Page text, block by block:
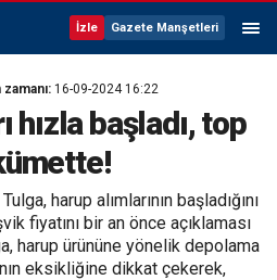
İzle Gazete Manşetleri
zamanı: 16-09-2024 16:22
hızla başladı, top
harup alımlarının başladığını
fiyatını bir an önce açıklaması
harup ürününe yönelik depolama
eksikliğine dikkat çekerek,